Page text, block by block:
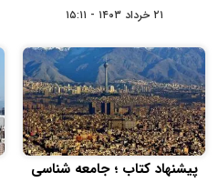
۲۱ خرداد ۱۴۰۳ - ۱۵:۱۱
پیشنهاد کتاب ؛ جامعه شناسی